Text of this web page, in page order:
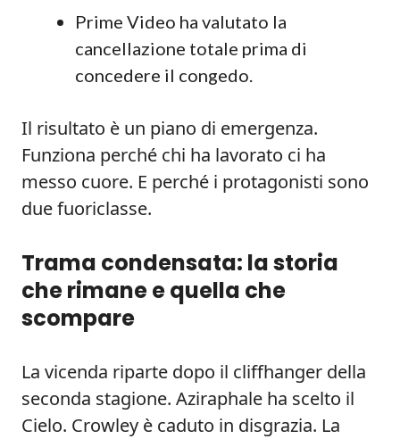
Prime Video ha valutato la
cancellazione totale prima di
concedere il congedo.
Il risultato è un piano di emergenza.
Funziona perché chi ha lavorato ci ha
messo cuore. E perché i protagonisti sono
due fuoriclasse.
Trama condensata: la storia
che rimane e quella che
scompare
La vicenda riparte dopo il cliffhanger della
seconda stagione. Aziraphale ha scelto il
Cielo. Crowley è caduto in disgrazia. La